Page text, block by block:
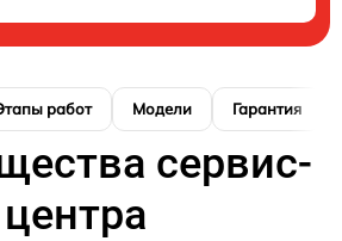
работ Модели Гарантия
сервис-
центра